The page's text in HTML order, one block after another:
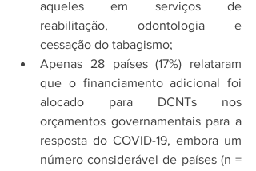
aqueles em serviços de
reabilitação, odontologia e
cessação do tabagismo;
Apenas 28 países (17%) relataram
que o financiamento adicional foi
alocado para DCNTs nos
orçamentos governamentais para a
resposta do COVID-19, embora um
número considerável de países (n =